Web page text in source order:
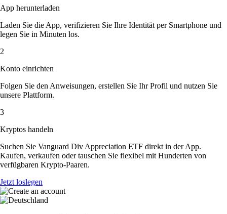
App herunterladen
Laden Sie die App, verifizieren Sie Ihre Identität per Smartphone und
legen Sie in Minuten los.
2
Konto einrichten
Folgen Sie den Anweisungen, erstellen Sie Ihr Profil und nutzen Sie
unsere Plattform.
3
Kryptos handeln
Suchen Sie Vanguard Div Appreciation ETF direkt in der App.
Kaufen, verkaufen oder tauschen Sie flexibel mit Hunderten von
verfügbaren Krypto-Paaren.
Jetzt loslegen